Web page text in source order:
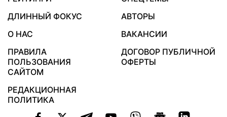
ДЛИННЫЙ ФОКУС
АВТОРЫ
О НАС
ВАКАНСИИ
ПРАВИЛА
ПОЛЬЗОВАНИЯ
САЙТОМ
ДОГОВОР ПУБЛИЧНОЙ
ОФЕРТЫ
РЕДАКЦИОННАЯ
ПОЛИТИКА